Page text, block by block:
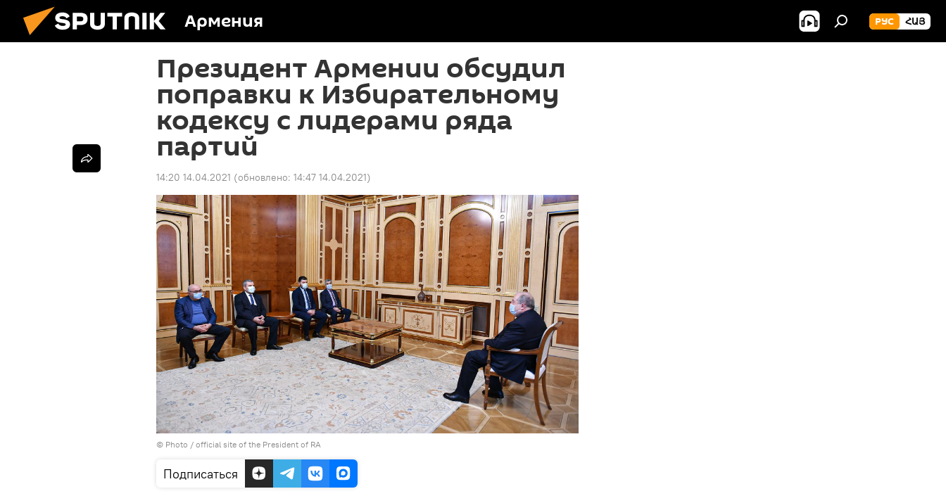
Армения РУС ՀԱՅ
Президент Армении обсудил
поправки к Избирательному
кодексу с лидерами ряда
партий
14:20 14.04.2021 (обновлено: 14:47 14.04.2021)
© Photo / official site of the President of RA
Подписаться